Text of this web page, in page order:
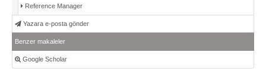
Reference Manager
Yazara e-posta gönder
Benzer makaleler
Google Scholar